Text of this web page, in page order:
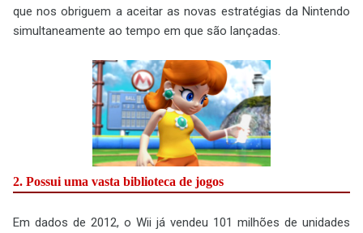
que nos obriguem a aceitar as novas estratégias da Nintendo
simultaneamente ao tempo em que são lançadas.
2. Possui uma vasta biblioteca de jogos
Em dados de 2012, o Wii já vendeu 101 milhões de unidades